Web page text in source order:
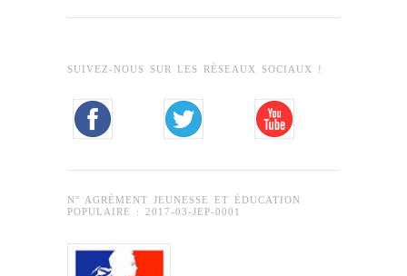
SUIVEZ-NOUS SUR LES RÉSEAUX SOCIAUX !
N° AGRÉMENT JEUNESSE ET ÉDUCATION
POPULAIRE : 2017-03-JEP-0001